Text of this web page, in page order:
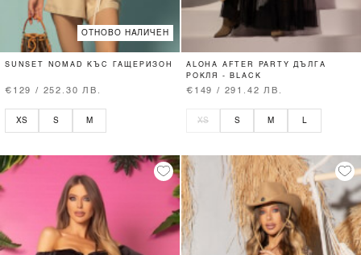
ОТНОВО НАЛИЧЕН
SUNSET NOMAD КЪС ГАЩЕРИЗОН
€129 / 252.30 ЛВ.
XS S M
ALOHA AFTER PARTY ДЪЛГА
РОКЛЯ - BLACK
€149 / 291.42 ЛВ.
XS S M L